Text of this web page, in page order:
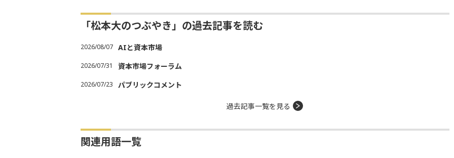
「松本大のつぶやき」の過去記事を読む
2026/08/07 AIと資本市場
2026/07/31 資本市場フォーラム
2026/07/23 パブリックコメント
過去記事一覧を見る
関連用語一覧